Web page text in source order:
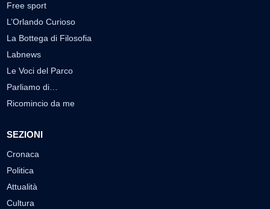
Free sport
L’Orlando Curioso
La Bottega di Filosofia
Labnews
Le Voci del Parco
Parliamo di…
Ricomincio da me
SEZIONI
Cronaca
Politica
Attualità
Cultura